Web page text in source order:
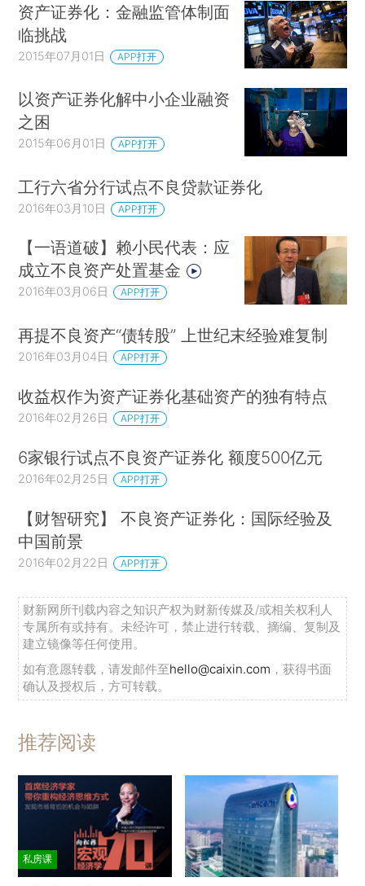
资产证券化：金融监管体制面
临挑战
2015年07月01日 APP打开
以资产证券化解中小企业融资
之困
2015年06月01日 APP打开
工行六省分行试点不良贷款证券化
2016年03月10日 APP打开
【一语道破】赖小民代表：应
成立不良资产处置基金
2016年03月06日 APP打开
再提不良资产“债转股” 上世纪末经验难复制
2016年03月04日 APP打开
收益权作为资产证券化基础资产的独有特点
2016年02月26日 APP打开
6家银行试点不良资产证券化 额度500亿元
2016年02月25日 APP打开
【财智研究】 不良资产证券化：国际经验及
中国前景
2016年02月22日 APP打开
财新网所刊载内容之知识产权为财新传媒及/或相关权利人
专属所有或持有。未经许可，禁止进行转载、摘编、复制及
建立镜像等任何使用。
如有意愿转载，请发邮件至hello@caixin.com ，获得书面
确认及授权后，方可转载。
推荐阅读
私房课